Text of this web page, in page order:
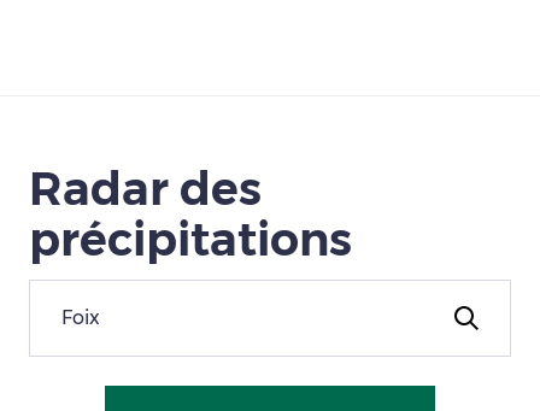
Radar des
précipitations